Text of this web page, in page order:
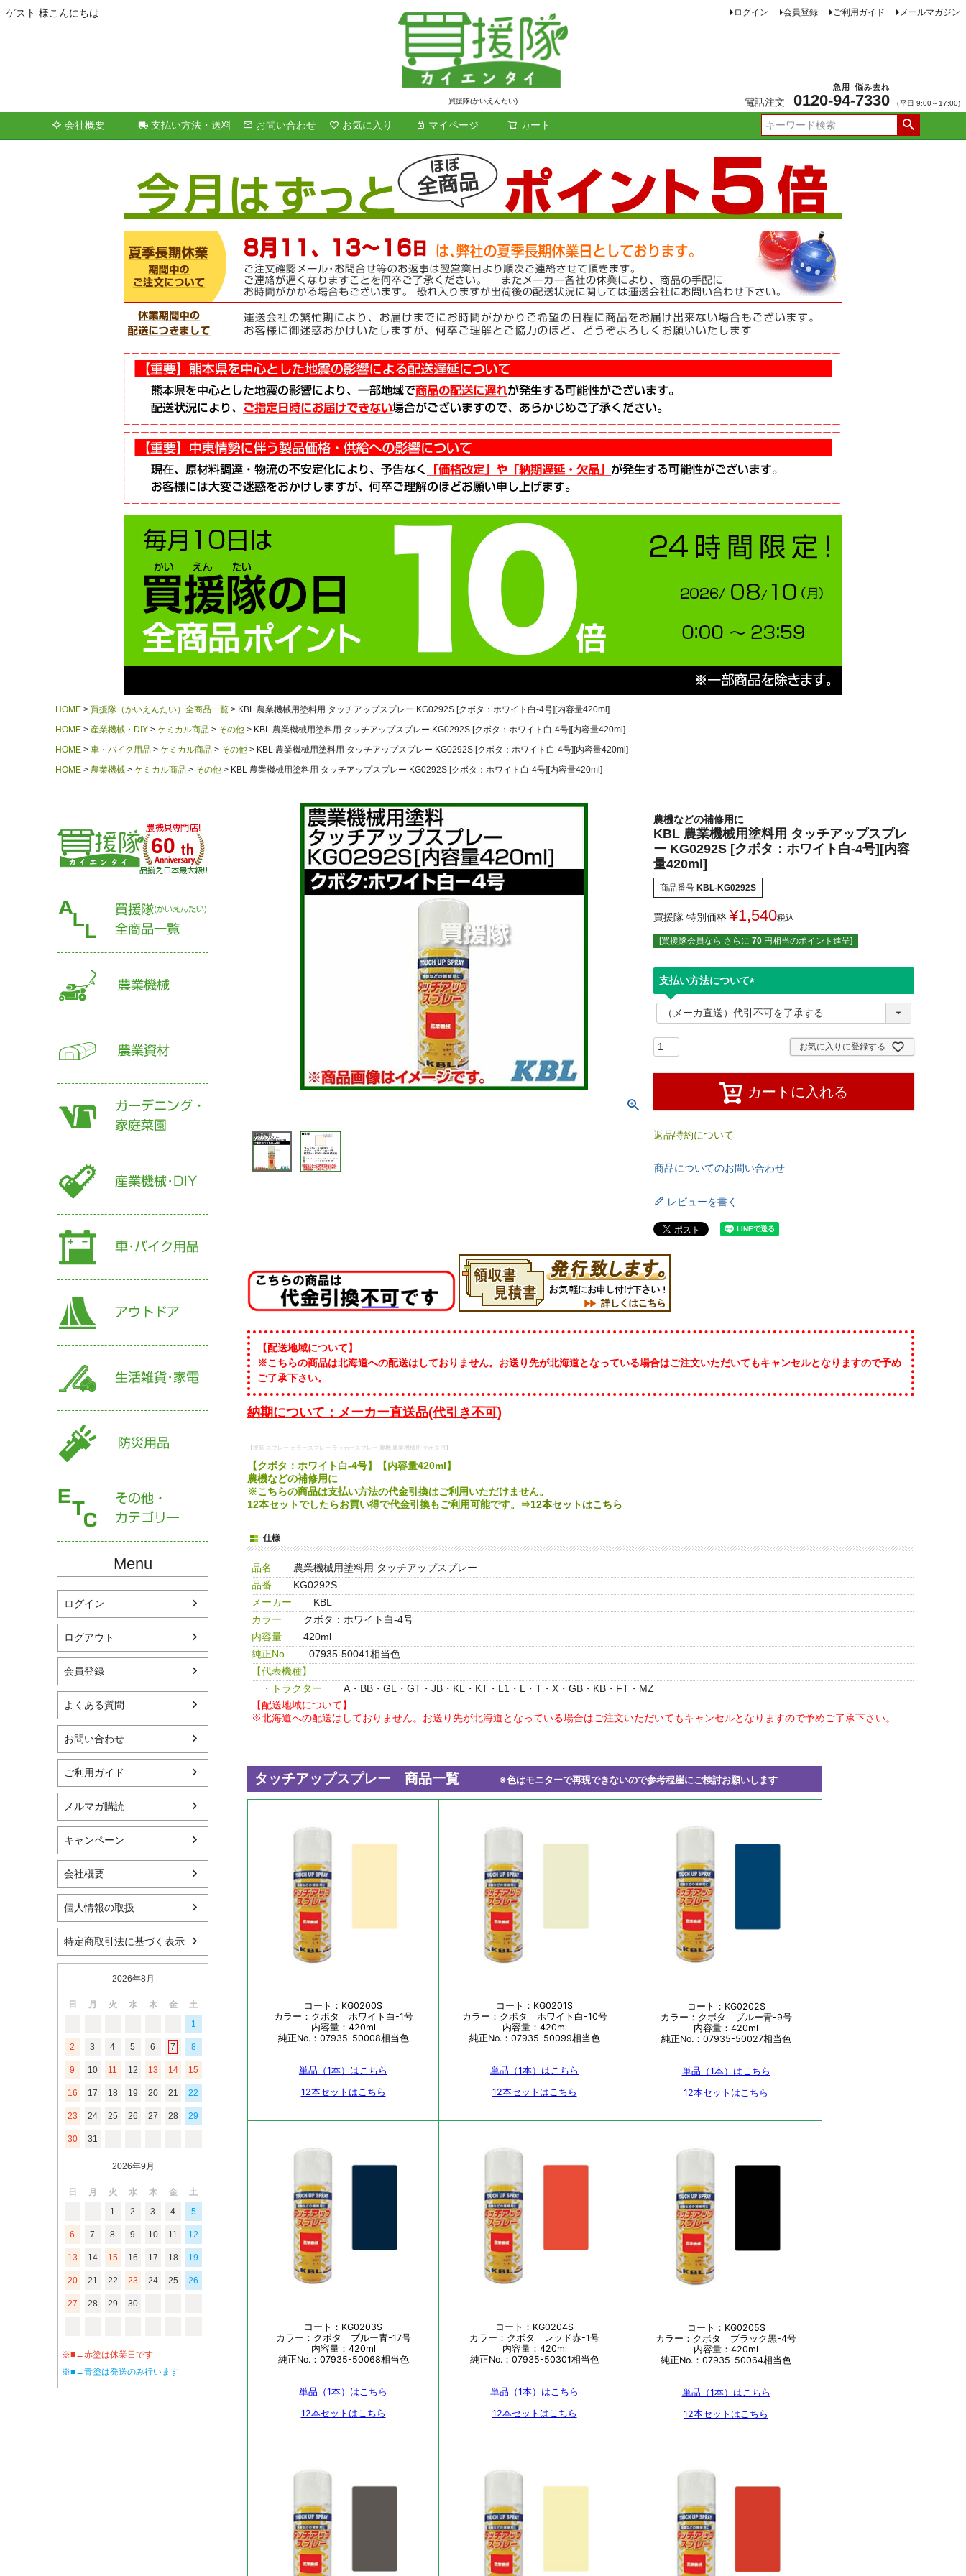
ゲスト 様こんにちは
買援隊(かいえんたい)
ログイン 会員登録 ご利用ガイド メールマガジン
電話注文 0120-94
急用
-7330
悩み去れ
（平日 9:00～17:00)
会社概要 支払い方法・送料 お問い合わせ お気に入り マイページ カート
検索
HOME 買援隊（かいえんたい）全商品一覧
KBL 農業機械用塗料用 タッチアップスプレー KG0292S [クボタ：ホワイト白-4号][内容量420ml]
HOME
産業機械・DIY ケミカル商品 その他
KBL 農業機械用塗料用 タッチアップスプレー KG0292S [クボタ：ホワイト白-4号][内容量420ml]
HOME
車・バイク用品 ケミカル商品 その他
KBL 農業機械用塗料用 タッチアップスプレー KG0292S [クボタ：ホワイト白-4号][内容量420ml]
HOME
農業機械 ケミカル商品 その他 KBL 農業機械用塗料用 タッチアップスプレー KG0292S [クボタ：ホワイト白-4号][内容量420ml]
60
Menu
ログイン
ログアウト
会員登録
よくある質問
お問い合わせ
ご利用ガイド
メルマガ購読
キャンペーン
会社概要
個人情報の取扱
特定商取引法に基づく表示
2026年8月
日 月 火 水 木 金
土
1
2 3 4 5 6 7 8
9 10 11 12 13 14 15
16 17 18 19 20 21 22
23 24 25 26 27 28 29
30 31
2026年9月
日 月 火 水 木 金
土
1
2 3 4 5
6 7 8 9 10 11 12
13 14 15 16 17 18 19
20 21 22 23 24 25 26
27 28 29 30
※■←赤塗は休業日です
※■←青塗は発送のみ行います
農機などの補修用に
KBL 農業機械用塗料用 タッチアップスプレ
ー KG0292S [クボタ：ホワイト白-4号][内容
量420ml]
商品番号 KBL-KG0292S
買援隊 特別価格 ¥1,540税込
[買援隊会員なら さらに 70 円相当のポイント進呈]
支払い方法について
必
お気に入りに登録する
カートに入れる
返品特約について
商品についてのお問い合わせ
レビューを書く
【配送地域について】
※こちらの商品は北海道への配送はしておりません。お送り先が北海道となっている場合はご注文いただいてもキャンセルとなりますので予め
ご了承下さい。
納期について：メーカー直送品(代引き不可)
【塗装 スプレー カラースプレー ラッカースプレー 農機 農業機械用 クボタ用】
【クボタ：ホワイト白-4号】【内容量420ml】
農機などの補修用に
※こちらの商品は支払い方法の代金引換はご利用いただけません。
12本セットでしたらお買い得で代金引換もご利用可能です。⇒12本セットはこちら
仕様
品名
農業機械用塗料用 タッチアップスプレー
品番
KG0292S
メーカー
KBL
カラー
クボタ：ホワイト白-4号
内容量
420ml
純正No.
07935-50041相当色
【代表機種】
・トラクター
A・BB・GL・GT・JB・KL・KT・L1・L・T・X・GB・KB・FT・MZ
【配送地域について】
※北海道への配送はしておりません。お送り先が北海道となっている場合はご注文いただいてもキャンセルとなりますので予めご了承下さい。